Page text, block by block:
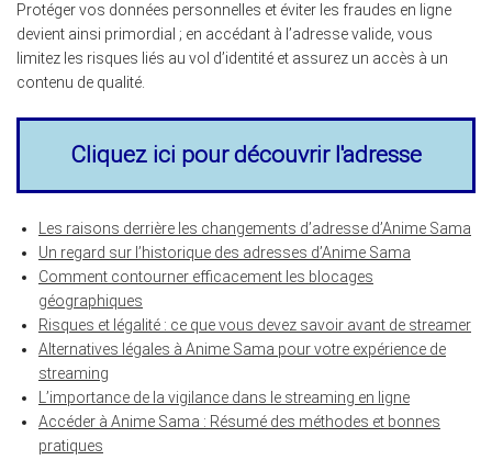
Protéger vos données personnelles et éviter les fraudes en ligne
devient ainsi primordial ; en accédant à l’adresse valide, vous
limitez les risques liés au vol d’identité et assurez un accès à un
contenu de qualité.
Cliquez ici pour découvrir l'adresse
Les raisons derrière les changements d’adresse d’Anime Sama
Un regard sur l’historique des adresses d’Anime Sama
Comment contourner efficacement les blocages
géographiques
Risques et légalité : ce que vous devez savoir avant de streamer
Alternatives légales à Anime Sama pour votre expérience de
streaming
L’importance de la vigilance dans le streaming en ligne
Accéder à Anime Sama : Résumé des méthodes et bonnes
pratiques